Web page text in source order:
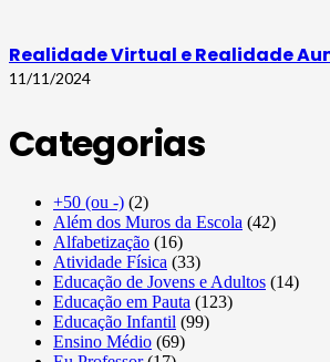
Realidade Virtual e Realidade
11/11/2024
Categorias
+50 (ou -) (2)
Além dos Muros da Escola (42)
Alfabetização (16)
Atividade Física (33)
Educação de Jovens e Adultos (14)
Educação em Pauta (123)
Educação Infantil (99)
Ensino Médio (69)